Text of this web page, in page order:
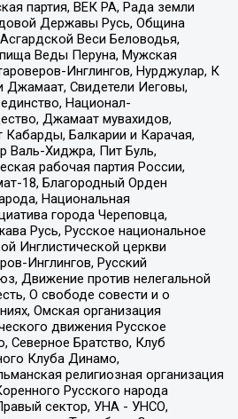
партия, ВЕК РА, Рада земли
Державы Русь, Община
Веси Беловодья,
Веды Перуна, Мужская
Инглингов, Нурджулар, К
Джамаат, Свидетели Иеговы,
Национал-
Джамаат мувахидов,
Балкарии и Карачая,
Валь-Хиджра, Пит Буль,
рабочая партия России,
18, Благородный Орден
Национальная
города Череповца,
Русь, Русское национальное
Инглистической церкви
Инглингов, Русский
Движение против нелегальной
О свободе совести и о
Омская организация
движения Русское
Северное Братство, Клуб
Клуба Динамо,
религиозная организация
Русского народа
сектор, УНА - УНСО,